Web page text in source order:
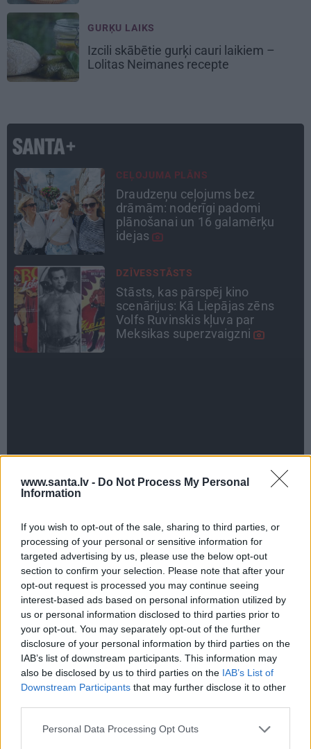
www.santa.lv - Do Not Process My Personal
Information
If you wish to opt-out of the sale, sharing to third parties, or
processing of your personal or sensitive information for
targeted advertising by us, please use the below opt-out
section to confirm your selection. Please note that after your
opt-out request is processed you may continue seeing
interest-based ads based on personal information utilized by
us or personal information disclosed to third parties prior to
your opt-out. You may separately opt-out of the further
disclosure of your personal information by third parties on the
IAB’s list of downstream participants. This information may
also be disclosed by us to third parties on the IAB’s List of
Downstream Participants that may further disclose it to other
Personal Data Processing Opt Outs
GURĶU LAIKS
Izcili skābētie gurķi cauri laikiem –
Lolitas Neimanes recepte
PSIHOLOĢIJA
Mūsdienu epidēmija –
pieskārienu bads. Kāpēc
platonisks glāsts reizēm ir
svarīgāks par seksuālu tuvību
INTERVIJA
«Nevajag kalnos tēlot varoņus!
Tie ātri noliks pie vietas.»
Alpīnists Atis Plakans, kurš
pieredzējis biedra bojāeju
IEVA VIRTUVĒ
populāri ļaudis